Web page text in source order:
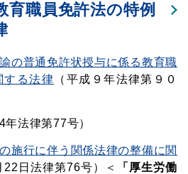
育職員免許法の特例
の普通免許状授与に係る教育職
する法律 （平成９年法律第９０
年法律第77号）
施行に伴う関係法律の整備に関
22日法律第76号）＜
「厚生労働